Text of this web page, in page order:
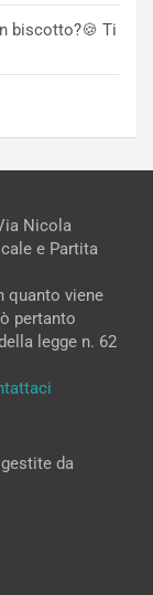
biscotto?🍪 Ti
Nicola
e Partita
quanto viene
pertanto
legge n. 62
da